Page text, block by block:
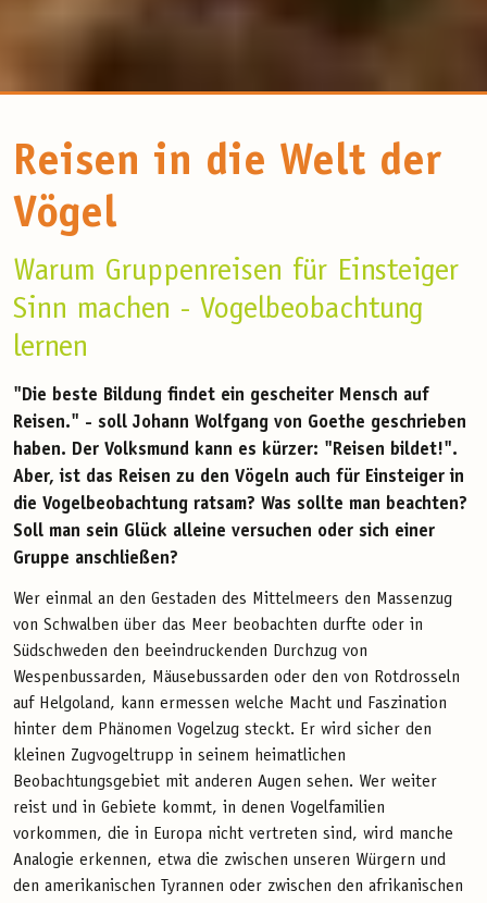
Reisen in die Welt der
Vögel
Warum Gruppenreisen für Einsteiger
Sinn machen - Vogelbeobachtung
lernen
"Die beste Bildung findet ein gescheiter Mensch auf
Reisen." - soll Johann Wolfgang von Goethe geschrieben
haben. Der Volksmund kann es kürzer: "Reisen bildet!".
Aber, ist das Reisen zu den Vögeln auch für Einsteiger in
die Vogelbeobachtung ratsam? Was sollte man beachten?
Soll man sein Glück alleine versuchen oder sich einer
Gruppe anschließen?
Wer einmal an den Gestaden des Mittelmeers den Massenzug
von Schwalben über das Meer beobachten durfte oder in
Südschweden den beeindruckenden Durchzug von
Wespenbussarden, Mäusebussarden oder den von Rotdrosseln
auf Helgoland, kann ermessen welche Macht und Faszination
hinter dem Phänomen Vogelzug steckt. Er wird sicher den
kleinen Zugvogeltrupp in seinem heimatlichen
Beobachtungsgebiet mit anderen Augen sehen. Wer weiter
reist und in Gebiete kommt, in denen Vogelfamilien
vorkommen, die in Europa nicht vertreten sind, wird manche
Analogie erkennen, etwa die zwischen unseren Würgern und
den amerikanischen Tyrannen oder zwischen den afrikanischen